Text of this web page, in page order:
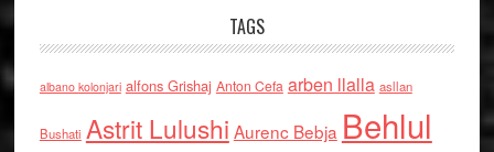
TAGS
albano kolonjari alfons Grishaj Anton Cefa arben llalla asllan
Bushati Astrit Lulushi Aurenc Bebja Behlul